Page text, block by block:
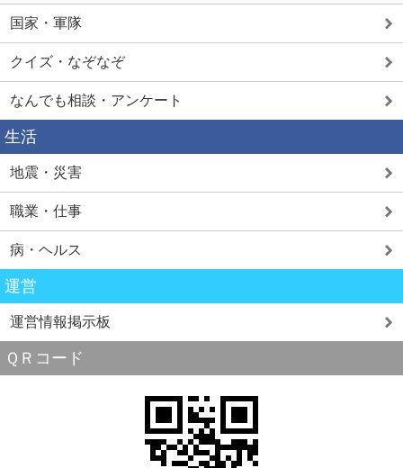
国家・軍隊
クイズ・なぞなぞ
なんでも相談・アンケート
生活
地震・災害
職業・仕事
病・ヘルス
運営
運営情報掲示板
ＱＲコード